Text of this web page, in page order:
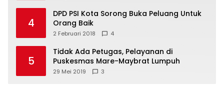
4
DPD PSI Kota Sorong Buka Peluang Untuk
Orang Baik
2 Februari 2018 4
5
Tidak Ada Petugas, Pelayanan di
Puskesmas Mare-Maybrat Lumpuh
29 Mei 2019 3